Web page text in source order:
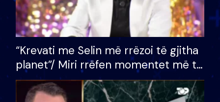
“Krevati me Selin më rrëzoi të gjitha
planet”/ Miri rrëfen momentet më të
bukura në shtëpinë e BB VIP: Do më
mungojë zilja e mëngjesit kur…